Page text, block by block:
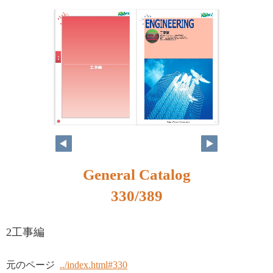
314 315
General Catalog
330/389
2工事編
元のページ ../index.html#330